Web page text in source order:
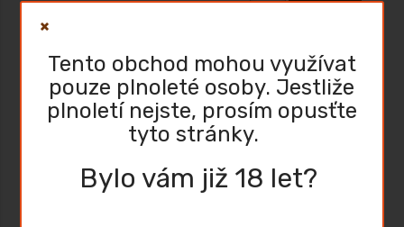
Tento obchod mohou využívat
pouze plnoleté osoby. Jestliže
plnoletí nejste, prosím opusťte
tyto stránky.
Bylo vám již 18 let?
Dornfelder 2020